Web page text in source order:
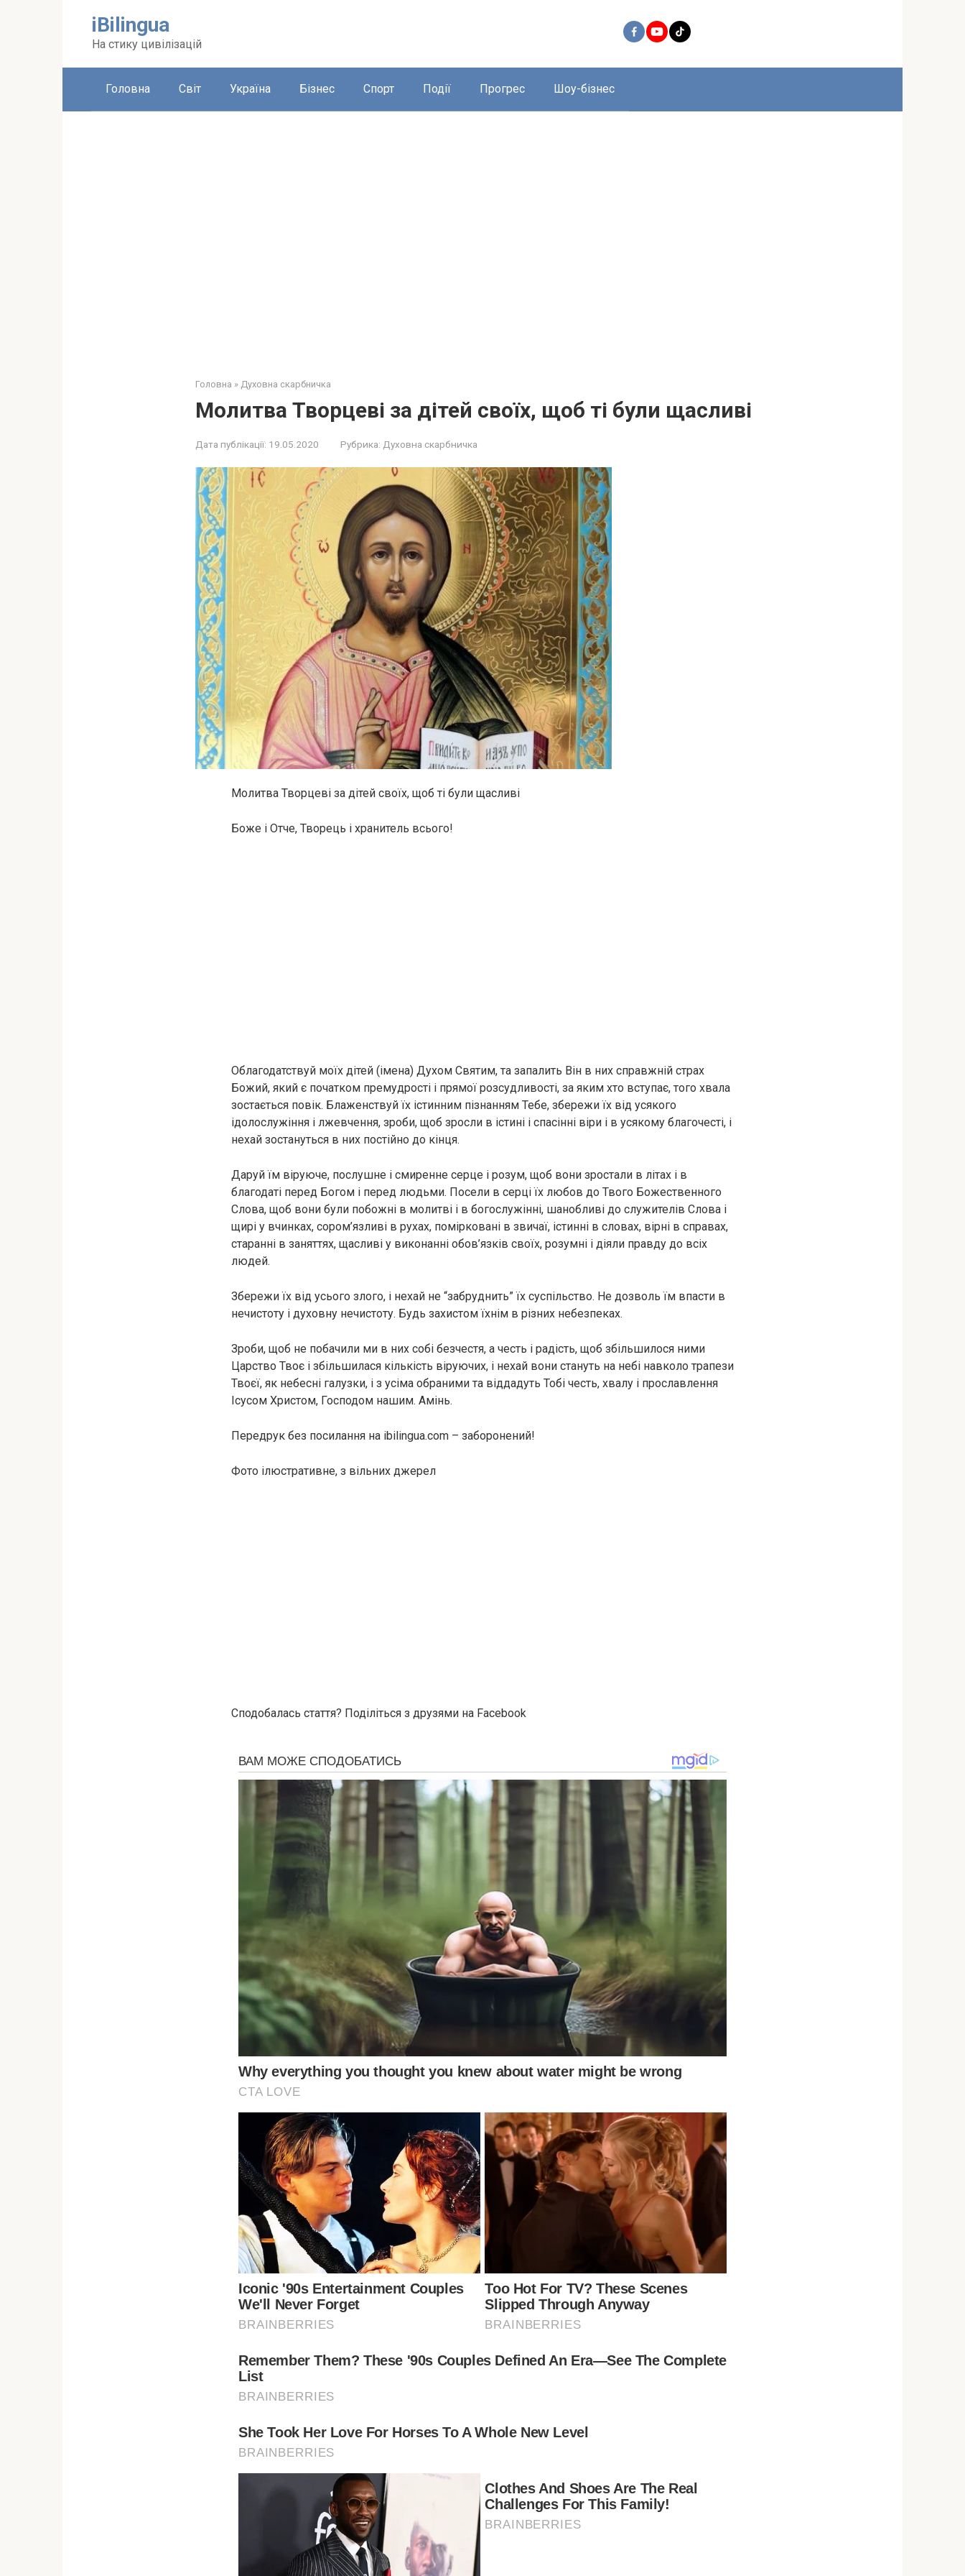
iBilingua
На стику цивілізацій
Головна Світ Україна Бізнес Спорт Події Прогрес Шоу-бізнес
Головна » Духовна скарбничка
Молитва Творцеві за дітей своїх, щоб ті були щасливі
Дата публікації: 19.05.2020 Рубрика: Духовна скарбничка
Молитва Творцеві за дітей своїх, щоб ті були щасливі
Боже і Отче, Творець і хранитель всього!
Облагодатствуй моїх дітей (імена) Духом Святим, та запалить Він в них справжній страх
Божий, який є початком премудрості і прямої розсудливості, за яким хто вступає, того хвала
зостається повік. Блаженствуй їх істинним пізнанням Тебе, збережи їх від усякого
ідолослужіння і лжевчення, зроби, щоб зросли в істині і спасінні віри і в усякому благочесті, і
нехай зостануться в них постійно до кінця.
Даруй їм віруюче, послушне і смиренне серце і розум, щоб вони зростали в літах і в
благодаті перед Богом і перед людьми. Посели в серці їх любов до Твого Божественного
Слова, щоб вони були побожні в молитві і в богослужінні, шанобливі до служителів Слова і
щирі у вчинках, сором’язливі в рухах, помірковані в звичаї, істинні в словах, вірні в справах,
старанні в заняттях, щасливі у виконанні обов’язків своїх, розумні і діяли правду до всіх
людей.
Збережи їх від усього злого, і нехай не “забруднить” їх суспільство. Не дозволь їм впасти в
нечистоту і духовну нечистоту. Будь захистом їхнім в різних небезпеках.
Зроби, щоб не побачили ми в них собі безчестя, а честь і радість, щоб збільшилося ними
Царство Твоє і збільшилася кількість віруючих, і нехай вони стануть на небі навколо трапези
Твоєї, як небесні галузки, і з усіма обраними та віддадуть Тобі честь, хвалу і прославлення
Ісусом Христом, Господом нашим. Амінь.
Передрук без посилання на ibilingua.com – заборонений!
Фото ілюстративне, з вільних джерел
Сподобалась стаття? Поділіться з друзями на Facebook